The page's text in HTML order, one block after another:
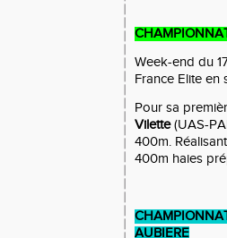
Week-end du
France Elite en
Pour sa
Vilette(UAS-
400m.
400m haies
AUBIERE